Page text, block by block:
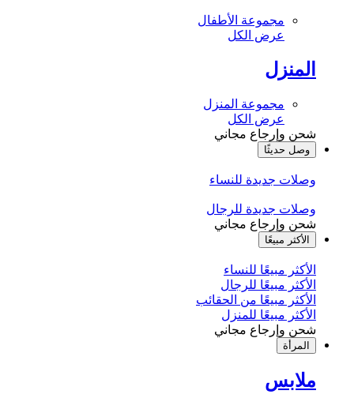
مجموعة الأطفال
عرض الكل
المنزل
مجموعة المنزل
عرض الكل
شحن وإرجاع مجاني
وصل حديثًا
وصلات جديدة للنساء
وصلات جديدة للرجال
شحن وإرجاع مجاني
الأكثر مبيعًا
الأكثر مبيعًا للنساء
الأكثر مبيعًا للرجال
الأكثر مبيعًا من الحقائب
الأكثر مبيعًا للمنزل
شحن وإرجاع مجاني
المرأة
ملابس